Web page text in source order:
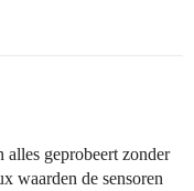
alles geprobeert zonder
waarden de sensoren